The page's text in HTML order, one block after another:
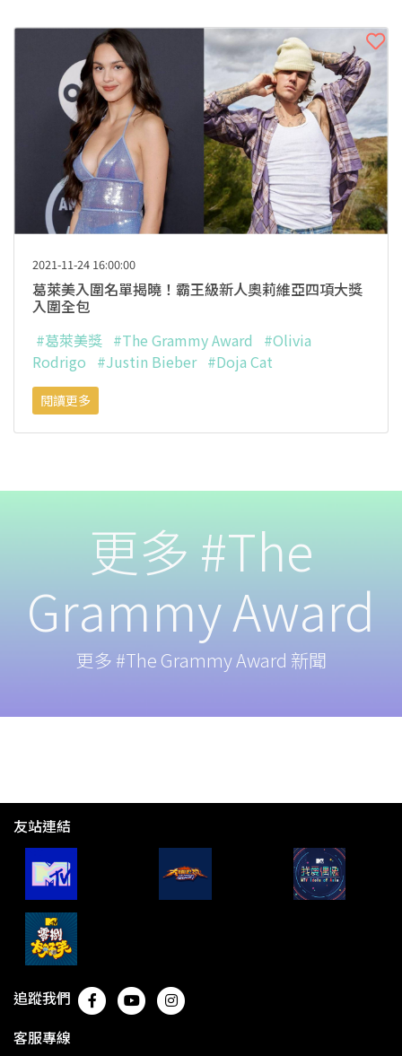
2021-11-24 16:00:00
葛萊美入圍名單揭曉！霸王級新人奧莉維亞四項大獎
入圍全包
#葛萊美獎 #The Grammy Award
#Olivia
Rodrigo #Justin Bieber #Doja Cat
閱讀更多
更多 #The
Grammy Award
更多 #The Grammy Award 新聞
友站連結
追蹤我們
客服專線